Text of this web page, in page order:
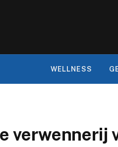
WELLNESS
verwennerij